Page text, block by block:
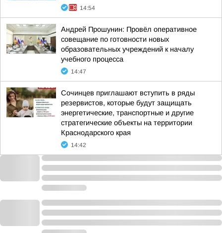
14:54
Андрей Прошунин: Провёл оперативное
совещание по готовности новых
образовательных учреждений к началу
учебного процесса
14:47
Сочинцев приглашают вступить в ряды
резервистов, которые будут защищать
энергетические, транспортные и другие
стратегические объекты на территории
Краснодарского края
14:42